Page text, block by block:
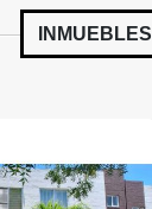
INMUEBLES